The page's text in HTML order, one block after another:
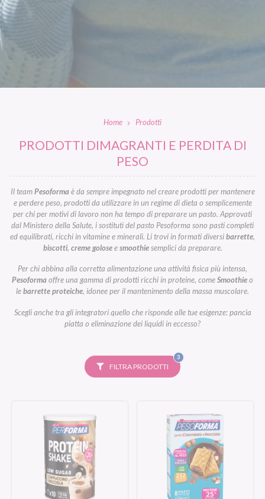
Home Prodotti
PRODOTTI DIMAGRANTI E PERDITA DI
PESO
Il teamPesoformaè da sempre impegnato nel creare prodotti per mantenere
e perdere peso, prodotti da utilizzare in un regime di dieta o semplicemente
per chi per motivi di lavoro non ha tempo di preparare un pasto. Approvati
dal Ministero della Salute, i sostituti del pasto Pesoforma sono pasti completi
ed equilibrati, ricchi in vitamine e minerali. Li trovi in formati diversibarrette,
biscotti, creme goloseesmoothiesemplici da preparare.
Per chi abbina alla corretta alimentazione una attività fisica più intensa,
Pesoformaoffre una gamma di prodotti ricchi in proteine, comeSmoothieo
lebarrette proteiche, idonee per il mantenimento della massa muscolare.
Scegli anche tra gli integratori quello che risponde alle tue esigenze: pancia
piatta o eliminazione dei liquidi in eccesso?
FILTRA PRODOTTI
3FILTRI
SELEZIONATI